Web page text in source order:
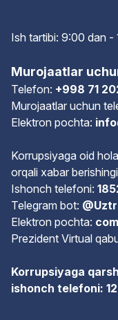
Ish tartibi: 9:00 dan -
Murojaatlar
Telefon: +998 71
Murojaatlar uchun
Elektron pochta:
Korrupsiyaga oid
orqali xabar
Ishonch telefoni:
Telegram bot:
Elektron pochta:
Prezident Virtual
Korrupsiyaga
ishonch telefoni: